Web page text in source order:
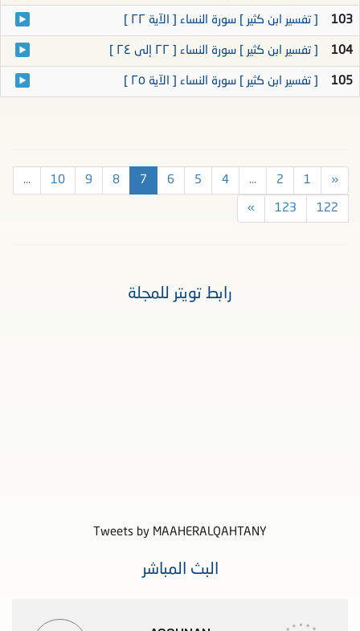
103 [ تفسير ابن كثير ] سورة النساء [ الآية ٢٢ ]
104 [ تفسير ابن كثير ] سورة النساء [ ٢٢ إلى ٢٤ ]
105 [ تفسير ابن كثير ] سورة النساء [ الآية ٢٥ ]
«
1
2
...
4
5
6
7
8
9
10
...
122
123
»
رابط تويتر للمجلة
Tweets by MAAHERALQAHTANY
البث المباشر